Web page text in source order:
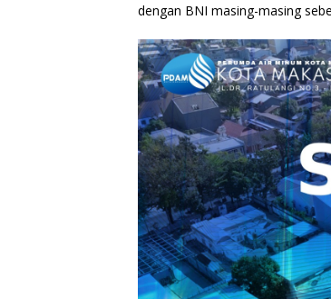
dengan BNI masing-masing